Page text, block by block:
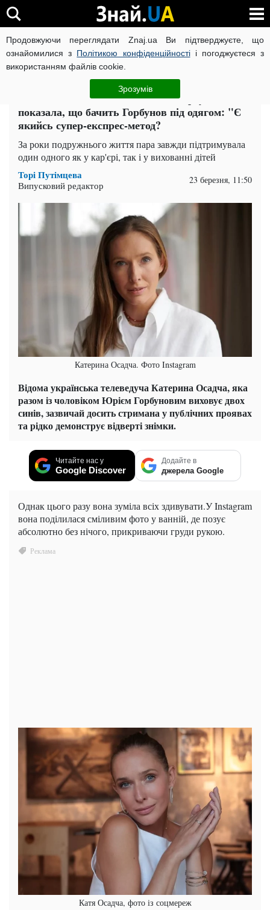
Продовжуючи переглядати Znaj.ua Ви підтверджуєте, що
ознайомилися з Політикою конфіденційностіі погоджуєтеся з
використанням файлів cookie.
Зрозумів
ВІЙНА РОСІЇ ПРОТИ УКРАЇНИ КОРОНАВІРУС В УКРАЇНІ
ЧИТАТЬ НА РУССКОМ
Катя Осадча вийшла зовсім без верху і
показала, що бачить Горбунов під одягом: "Є
якийсь супер-експрес-метод?
За роки подружнього життя пара завжди підтримувала
один одного як у кар'єрі, так і у вихованні дітей
Торі Путімцева
Випусковий редактор 23 березня, 11:50
Катерина Осадча. Фото Instagram
Відома українська телеведуча Катерина Осадча, яка
разом із чоловіком Юрієм Горбуновим виховує двох
синів, зазвичай досить стримана у публічних проявах
та рідко демонструє відверті знімки.
Читайте нас у
Google Discover
Додайте в
джерела Google
Однак цього разу вона зуміла всіх здивувати.У Instagram
вона поділилася сміливим фото у ванній, де позує
абсолютно без нічого, прикриваючи груди рукою.
Катя Осадча, фото із соцмереж